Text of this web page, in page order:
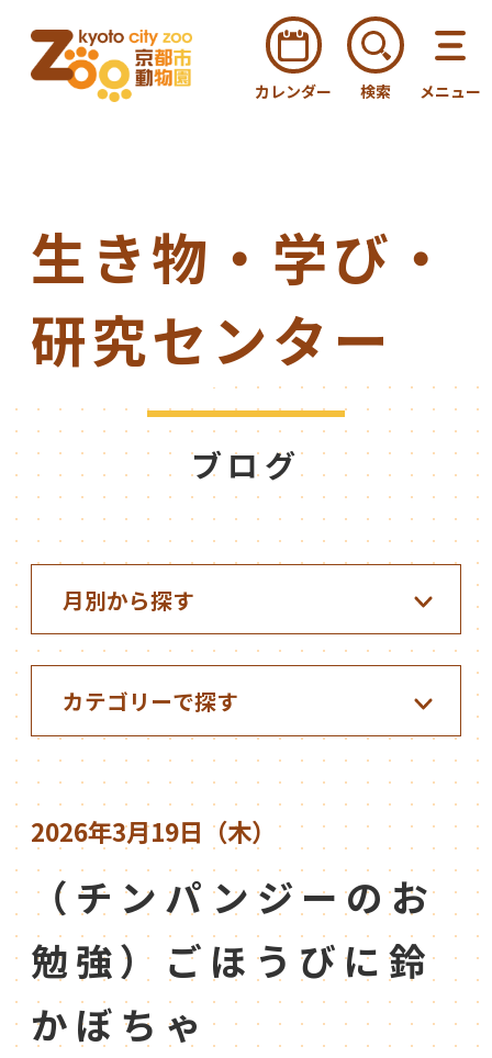
カレンダー 検索 メニュー
生き物・学び・
研究センター
ブログ
2026年3月19日（木）
（チンパンジーのお
勉強）ごほうびに鈴
かぼちゃ